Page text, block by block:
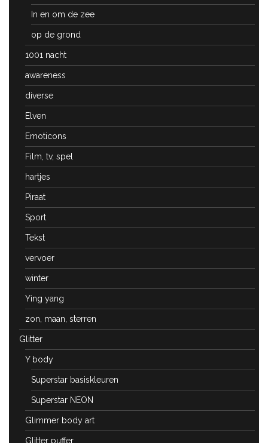
In en om de zee
op de grond
1001 nacht
awareness
diverse
Elven
Emoticons
Film, tv, spel
hartjes
Piraat
Sport
Tekst
vervoer
winter
Ying yang
zon, maan, sterren
Glitter
Y body
Superstar basiskleuren
Superstar NEON
Glimmer body art
Glitter puffer